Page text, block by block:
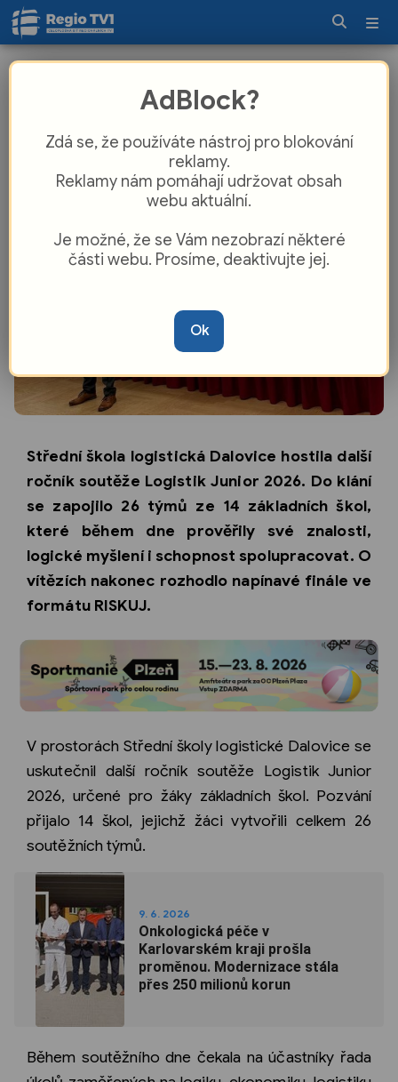
základních škol poměřili síly v
Střední škola logistická Dalovice hostila další
ročník soutěže Logistik Junior 2026. Do klání
se zapojilo 26 týmů ze 14 základních škol,
které během dne prověřily své znalosti,
logické myšlení i schopnost spolupracovat. O
vítězích nakonec rozhodlo napínavé finále ve
formátu RISKUJ.
V prostorách Střední školy logistické Dalovice se
uskutečnil další ročník soutěže Logistik Junior
2026, určené pro žáky základních škol. Pozvání
přijalo 14 škol, jejichž žáci vytvořili celkem 26
soutěžních týmů.
9. 6. 2026
Onkologická péče v
Karlovarském kraji prošla
proměnou. Modernizace stála
přes 250 milionů korun
Během soutěžního dne čekala na účastníky řada
AdBlock?
Zdá se, že používáte nástroj pro blokování
reklamy.
Reklamy nám pomáhají udržovat obsah
webu aktuální.
Je možné, že se Vám nezobrazí některé
části webu. Prosíme, deaktivujte jej.
Ok